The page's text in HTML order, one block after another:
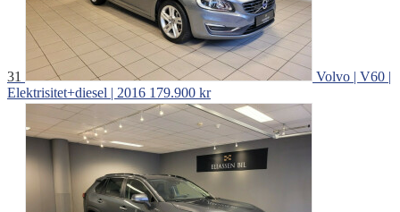
31
Volvo | V60 |
Elektrisitet+diesel | 2016 179.900 kr